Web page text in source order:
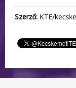
Szerző: KTE/